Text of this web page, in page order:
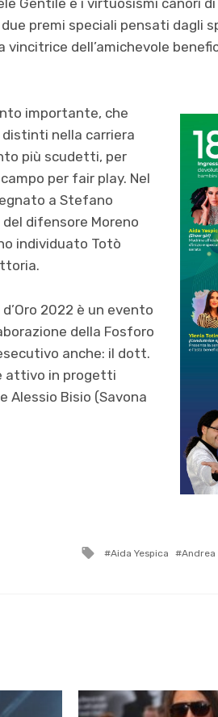
premi speciali pensati dagli
dell’amichevole
importante, che
nella carriera
più scudetti, per
per fair play. Nel
a Stefano
difensore Moreno
individuato Totò
2022 è un evento
della Fosforo
anche: il dott.
attivo in progetti
Alessio Bisio (Savona
Tagged
Aida Yespica Andrea